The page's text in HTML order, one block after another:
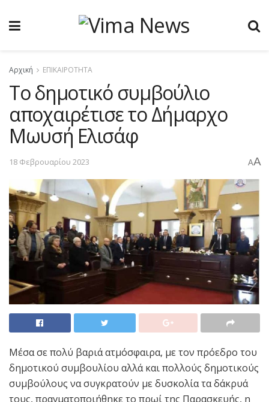
Αρχική ΕΠΙΚΑΙΡΟΤΗΤΑ
Το δημοτικό συμβούλιο
αποχαιρέτισε το Δήμαρχο
Μωυσή Ελισάφ
18 Φεβρουαρίου 2023 AA
Μέσα σε πολύ βαριά ατμόσφαιρα, με τον πρόεδρο του
δημοτικού συμβουλίου αλλά και πολλούς δημοτικούς
συμβούλους να συγκρατούν με δυσκολία τα δάκρυά
τους, πραγματοποιήθηκε το πρωί της Παρασκευής, η